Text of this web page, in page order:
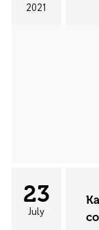
2021
23
July